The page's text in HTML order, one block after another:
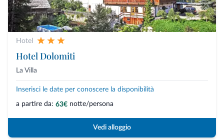
Hotel
Hotel Dolomiti
La Villa
Inserisci le date per conoscere la disponibilità
a partire da: 63€ notte/persona
Vedi alloggio